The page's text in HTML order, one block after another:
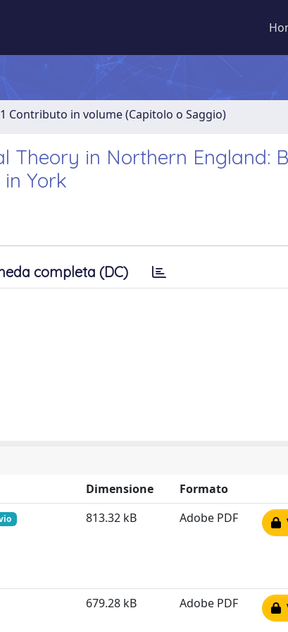
Contributo in volume (Capitolo o Saggio)
Theory in Northern England:
York
completa (DC)
Dimensione
Formato
813.32 kB Adobe PDF
679.28 kB Adobe PDF